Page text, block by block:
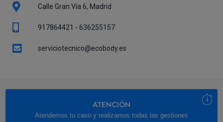
Calle Gran Vía 6, Madrid
917864421 - 636255157
serviciotecnico@ecobody.es
ATENCIÓN
Atendemos tu caso y realizamos todas las gestiones